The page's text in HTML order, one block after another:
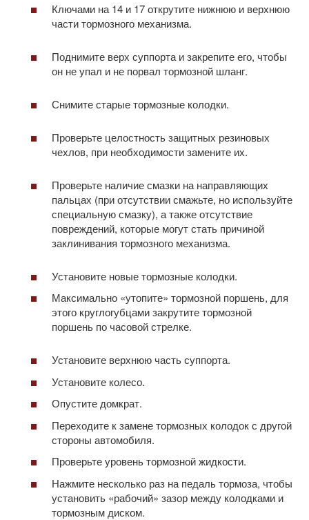
Ключами на 14 и 17 открутите нижнюю и верхнюю
части тормозного механизма.
Поднимите верх суппорта и закрепите его, чтобы
он не упал и не порвал тормозной шланг.
Снимите старые тормозные колодки.
Проверьте целостность защитных резиновых
чехлов, при необходимости замените их.
Проверьте наличие смазки на направляющих
пальцах (при отсутствии смажьте, но используйте
специальную смазку), а также отсутствие
повреждений, которые могут стать причиной
заклинивания тормозного механизма.
Установите новые тормозные колодки.
Максимально «утопите» тормозной поршень, для
этого круглогубцами закрутите тормозной
поршень по часовой стрелке.
Установите верхнюю часть суппорта.
Установите колесо.
Опустите домкрат.
Переходите к замене тормозных колодок с другой
стороны автомобиля.
Проверьте уровень тормозной жидкости.
Нажмите несколько раз на педаль тормоза, чтобы
установить «рабочий» зазор между колодками и
тормозным диском.